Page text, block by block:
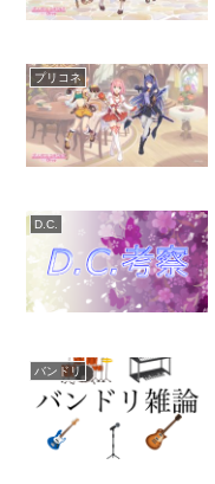
プリコネ
D.C.
バンドリ